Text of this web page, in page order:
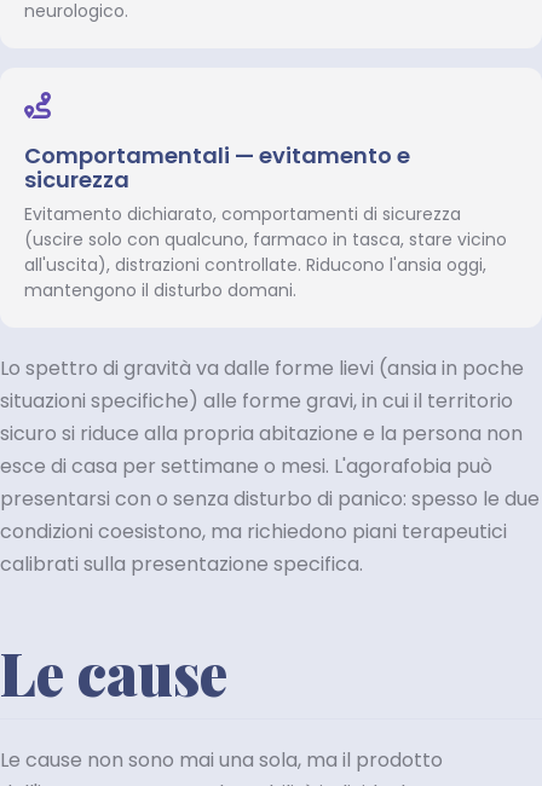
neurologico.
Comportamentali — evitamento e
sicurezza
Evitamento dichiarato, comportamenti di sicurezza
(uscire solo con qualcuno, farmaco in tasca, stare vicino
all'uscita), distrazioni controllate. Riducono l'ansia oggi,
mantengono il disturbo domani.
Lo spettro di gravità va dalle forme lievi (ansia in poche
situazioni specifiche) alle forme gravi, in cui il territorio
sicuro si riduce alla propria abitazione e la persona non
esce di casa per settimane o mesi. L'agorafobia può
presentarsi con o senza disturbo di panico: spesso le due
condizioni coesistono, ma richiedono piani terapeutici
calibrati sulla presentazione specifica.
Le cause
Le cause non sono mai una sola, ma il prodotto